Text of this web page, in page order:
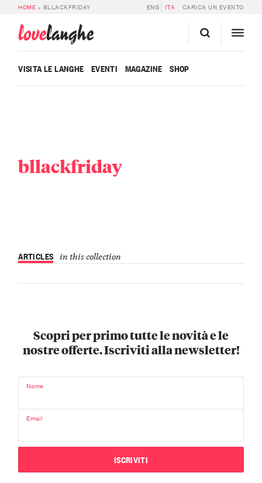
HOME » BLLACKFRIDAY ENG ITA CARICA UN EVENTO
lovelanghe
VISITA LE LANGHE EVENTI MAGAZINE SHOP
bllackfriday
ARTICLES in this collection
Scopri per primo tutte le novità e le
nostre offerte. Iscriviti alla newsletter!
Nome
Email